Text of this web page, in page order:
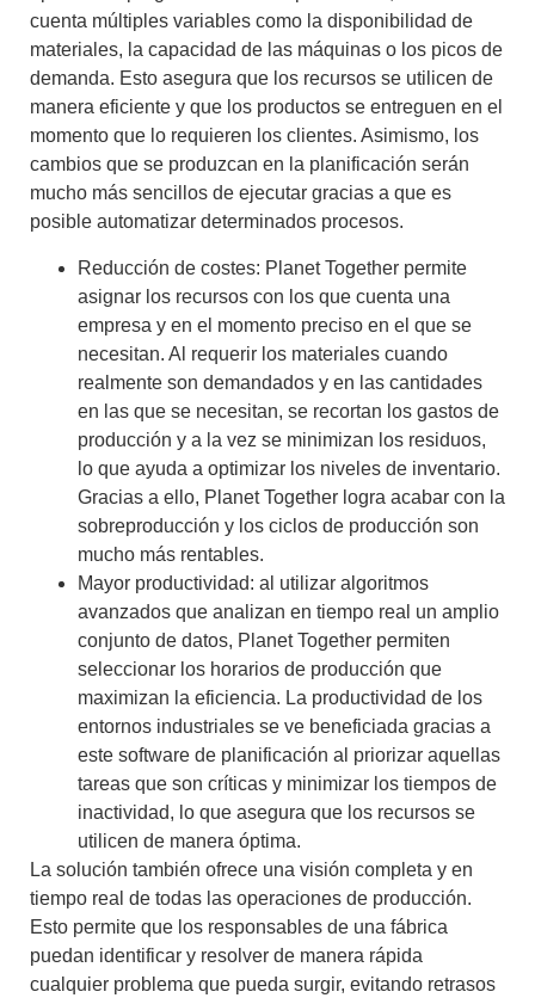
cuenta múltiples variables como la disponibilidad de
materiales, la capacidad de las máquinas o los picos de
demanda. Esto asegura que los recursos se utilicen de
manera eficiente y que los productos se entreguen en el
momento que lo requieren los clientes. Asimismo, los
cambios que se produzcan en la planificación serán
mucho más sencillos de ejecutar gracias a que es
posible automatizar determinados procesos.
Reducción de costes: Planet Together permite
asignar los recursos con los que cuenta una
empresa y en el momento preciso en el que se
necesitan. Al requerir los materiales cuando
realmente son demandados y en las cantidades
en las que se necesitan, se recortan los gastos de
producción y a la vez se minimizan los residuos,
lo que ayuda a optimizar los niveles de inventario.
Gracias a ello, Planet Together logra acabar con la
sobreproducción y los ciclos de producción son
mucho más rentables.
Mayor productividad: al utilizar algoritmos
avanzados que analizan en tiempo real un amplio
conjunto de datos, Planet Together permiten
seleccionar los horarios de producción que
maximizan la eficiencia. La productividad de los
entornos industriales se ve beneficiada gracias a
este software de planificación al priorizar aquellas
tareas que son críticas y minimizar los tiempos de
inactividad, lo que asegura que los recursos se
utilicen de manera óptima.
La solución también ofrece una visión completa y en
tiempo real de todas las operaciones de producción.
Esto permite que los responsables de una fábrica
puedan identificar y resolver de manera rápida
cualquier problema que pueda surgir, evitando retrasos